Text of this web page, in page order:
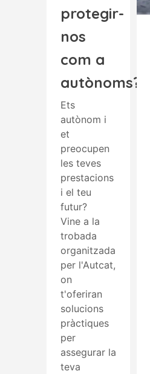
protegir-
nos
com a
autònoms?
Ets
autònom i
et
preocupen
les teves
prestacions
i el teu
futur?
Vine a la
trobada
organitzada
per l'Autcat,
on
t'oferiran
solucions
pràctiques
per
assegurar la
teva